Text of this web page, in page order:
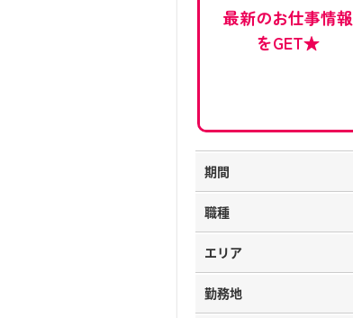
最新のお仕事情報
をGET★
期間
職種
エリア
勤務地